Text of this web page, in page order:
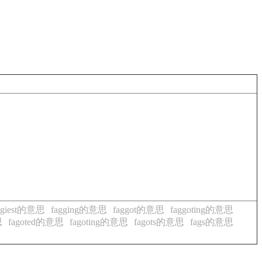
的意思 fagging的意思 faggot的意思
faggoting的意思
fagoted的意思 fagoting的意思 fagots的意思
fags的意思